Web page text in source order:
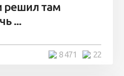
решил там
...
22
8 471